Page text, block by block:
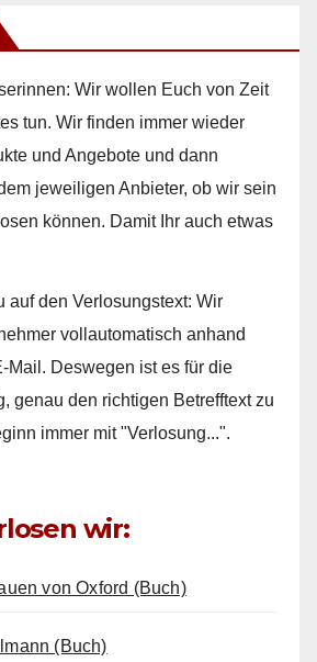
Wir wollen Euch von Zeit
tun. Wir finden immer wieder
und Angebote und dann
jeweiligen Anbieter, ob wir sein
können. Damit Ihr auch etwas
auf den Verlosungstext: Wir
vollautomatisch anhand
Mail. Deswegen ist es für die
genau den richtigen Betrefftext zu
immer mit "Verlosung...".
wir:
von Oxford (Buch)
(Buch)